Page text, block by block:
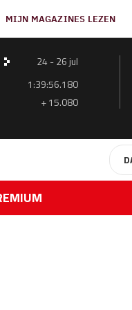
MIJN MAGAZINES LEZEN
24 - 26 jul
1:39:56.180
+ 15.080